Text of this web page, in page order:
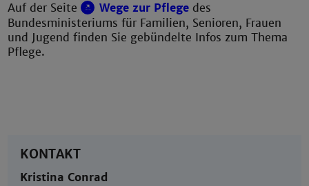
Auf der Seite Wege zur Pflege des
Bundesministeriums für Familien, Senioren, Frauen
und Jugend finden Sie gebündelte Infos zum Thema
Pflege.
KONTAKT
Kristina Conrad